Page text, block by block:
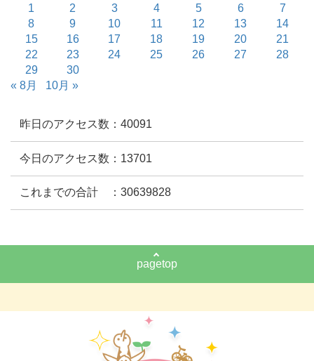
1
2 3 4 5 6
7
8
9 10 11 12 13
14
15
16 17 18 19 20
21
22
23 24 25 26 27
28
29
30
« 8月
10月 »
昨日のアクセス数：40091
今日のアクセス数：13701
これまでの合計 ：30639828
pagetop